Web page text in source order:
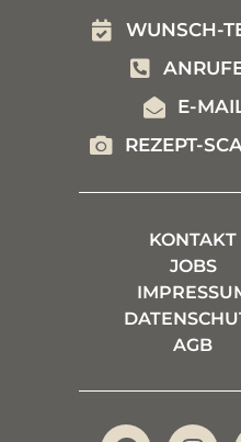
WUNSCH-
E-
REZEPT-
KONTAKT
JOBS
AGB